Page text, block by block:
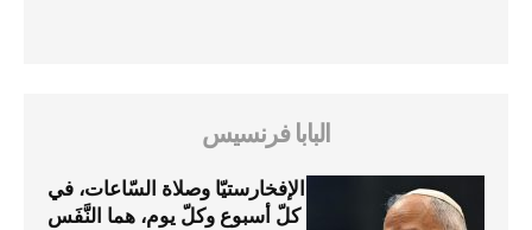
البابا فرنسيس
الإفخارستيّا وصلاة السّاعات، في
كلّ أسبوع وكلّ يوم، هما النَّفَس